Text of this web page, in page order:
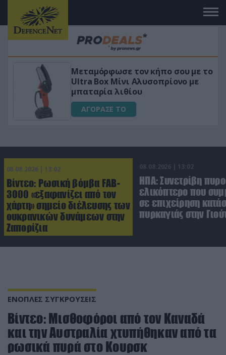
«Μαγική» φόρμουλα τριβόλι + VIP
για αύξηση της λίμπιντο
ΑΓΟΡΑΣΕ ΤΟ
08.08.2026 | 13:02
Βίντεο: Ρωσική βόμβα FAB-
3000 «εξαφανίζει από τον
χάρτη» σημείο διέλευσης των
ουκρανικών δυνάμεων στην
Ζαπορίζια
08.08.2026 | 13:02
ΗΠΑ: Συνετρίβη
ελικόπτερο που
σε επιχείρηση
πυρκαγιάς στην
ΕΝΟΠΛΕΣ ΣΥΓΚΡΟΥΣΕΙΣ
Βίντεο: Μισθοφόροι από τον Καναδά
και την Αυστραλία χτυπήθηκαν από τα
ρωσικά πυρά στο Κουρσκ